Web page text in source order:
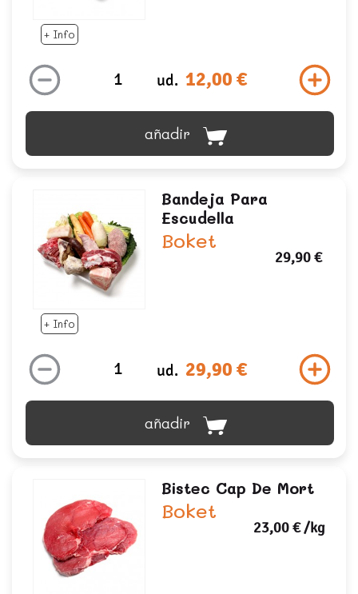
+ Info
ud. 12,00 €
añadir
+ Info
Bandeja Para
Escudella
Boket
29,90 €
ud. 29,90 €
añadir
Bistec Cap De Mort
Boket
23,00 €/kg